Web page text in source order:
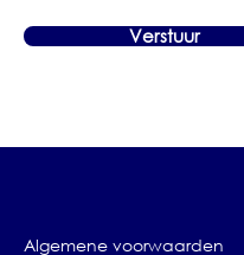
Algemene voorwaarden